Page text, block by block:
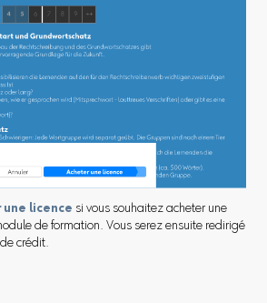
licence si vous souhaitez acheter une
de formation. Vous serez ensuite redirigé
crédit.